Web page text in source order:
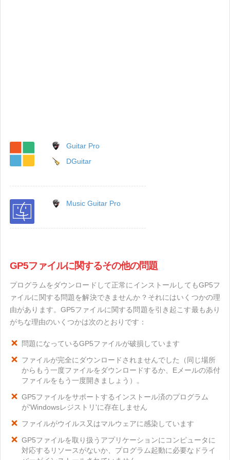
Guitar Pro
DGuitar
Music Guitar Pro
GP5ファイルに関するその他の問題
プログラムをダウンロードして正常にインストールしてもGP5フ
ァイルに関する問題を解決できませんか？それにはいくつかの理
由があります。GP5ファイルに関する問題を引き起こす最もあり
がちな理由のいくつかは次のとおりです：
問題になっているGP5ファイルが破損しています
ファイルが完全にダウンロードされませんでした（同じ場所
からもう一度ファイルをダウンロードするか、Eメールの添付
ファイルをもう一度開きましょう）。
GP5ファイルをサポートするインストール済のプログラム
が'Windowsレジストリ'に存在しません
ファイルがウイルス又はマルウェアに感染しています
GP5ファイルを取り扱うアプリケーションにコンピュータに
対応するリソースがないか、プログラム起動に必要なドライ